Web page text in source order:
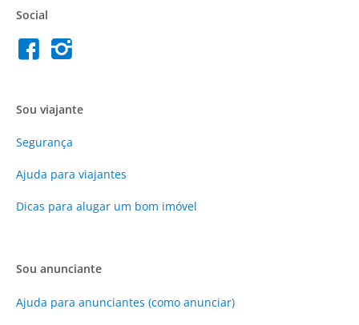
Social
Sou viajante
Segurança
Ajuda para viajantes
Dicas para alugar um bom imóvel
Sou anunciante
Ajuda para anunciantes (como anunciar)